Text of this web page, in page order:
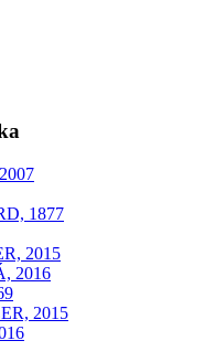
1877
2015
2016
2015